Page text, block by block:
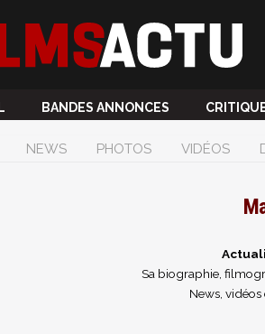
BANDES ANNONCES
NEWS PHOTOS VIDÉOS
Sa biographie,
News, vidéos